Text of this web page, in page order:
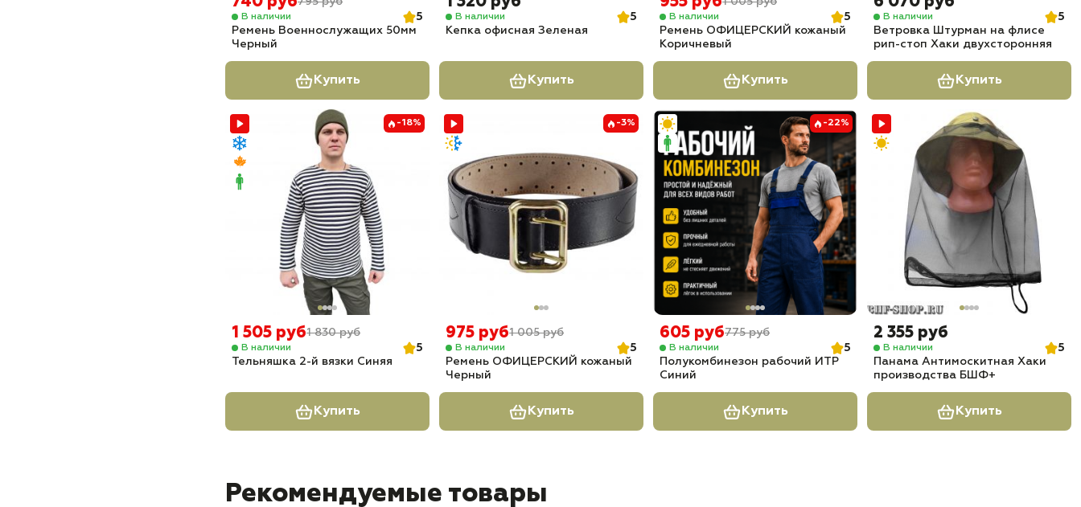
В наличии
5
Ремень Военнослужащих 50мм
Черный
Купить
В наличии
5
Кепка офисная Зеленая
Купить
В наличии
5
Ремень ОФИЦЕРСКИЙ кожаный
Коричневый
Купить
В наличии
5
Ветровка Штурман на флисе
рип-стоп Хаки двухсторонняя
Купить
-18%
1 505 руб1 830 руб
В наличии
5
Тельняшка 2-й вязки Синяя
Купить
-3%
975 руб1 005 руб
В наличии
5
Ремень ОФИЦЕРСКИЙ кожаный
Черный
Купить
-22%
605 руб775 руб
В наличии
5
Полукомбинезон рабочий ИТР
Синий
Купить
2 355 руб
В наличии
5
Панама Антимоскитная Хаки
производства БШФ+
Купить
Рекомендуемые товары